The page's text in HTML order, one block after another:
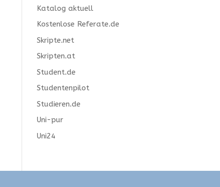
Katalog aktuell
Kostenlose Referate.de
Skripte.net
Skripten.at
Student.de
Studentenpilot
Studieren.de
Uni-pur
Uni24